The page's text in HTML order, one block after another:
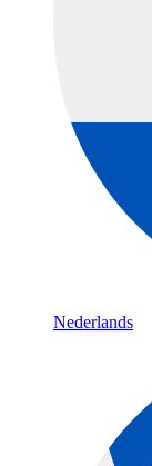
Nederlands